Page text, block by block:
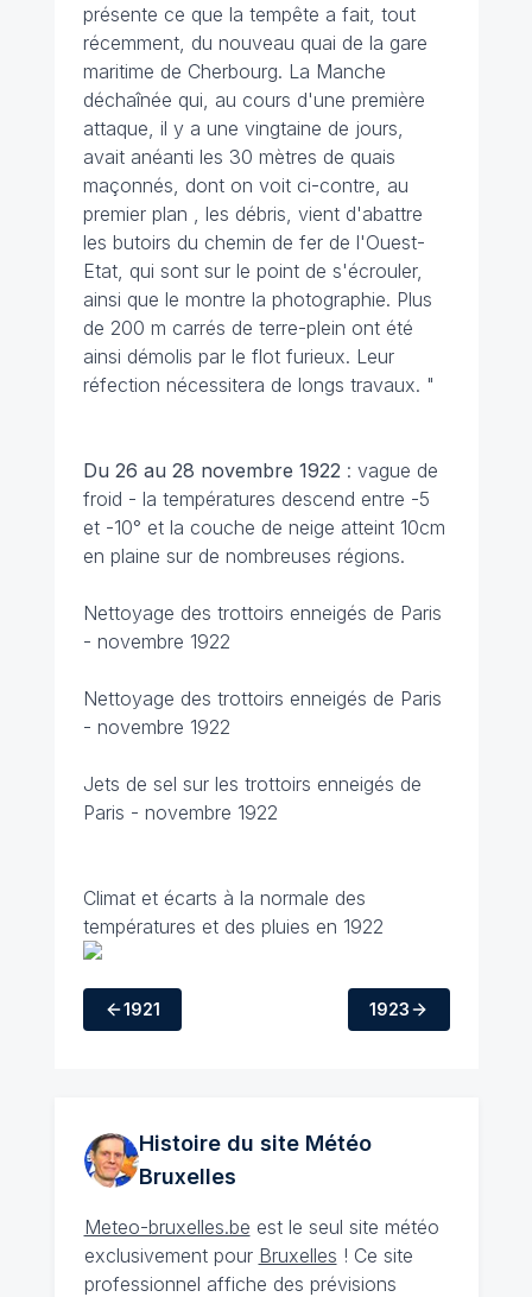
présente ce que la tempête a fait, tout
récemment, du nouveau quai de la gare
maritime de Cherbourg. La Manche
déchaînée qui, au cours d'une première
attaque, il y a une vingtaine de jours,
avait anéanti les 30 mètres de quais
maçonnés, dont on voit ci-contre, au
premier plan , les débris, vient d'abattre
les butoirs du chemin de fer de l'Ouest-
Etat, qui sont sur le point de s'écrouler,
ainsi que le montre la photographie. Plus
de 200 m carrés de terre-plein ont été
ainsi démolis par le flot furieux. Leur
réfection nécessitera de longs travaux. "
Du 26 au 28 novembre 1922 : vague de
froid - la températures descend entre -5
et -10° et la couche de neige atteint 10cm
en plaine sur de nombreuses régions.
Nettoyage des trottoirs enneigés de Paris
- novembre 1922
Nettoyage des trottoirs enneigés de Paris
- novembre 1922
Jets de sel sur les trottoirs enneigés de
Paris - novembre 1922
Climat et écarts à la normale des
températures et des pluies en 1922
1921 1923
Histoire du site Météo
Bruxelles
Meteo-bruxelles.be est le seul site météo
exclusivement pour Bruxelles ! Ce site
professionnel affiche des prévisions